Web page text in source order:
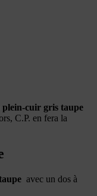
plein-cuir gris taupe
C.P. en fera la
avec un dos à